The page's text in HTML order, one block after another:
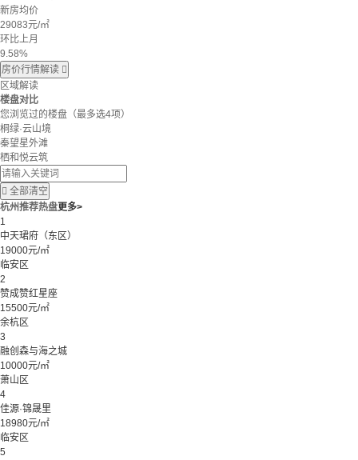
新房均价
29083元/㎡
环比上月
9.58%
房价行情解读 
区域解读
楼盘对比
您浏览过的楼盘 （最多选4项）
桐绿·云山境
秦望星外滩
栖和悦云筑
 全部清空
杭州推荐热盘更多>
1
中天珺府（东区）
19000元/㎡
临安区
2
赞成赞红星座
15500元/㎡
余杭区
3
融创森与海之城
10000元/㎡
萧山区
4
佳源·锦晟里
18980元/㎡
临安区
5